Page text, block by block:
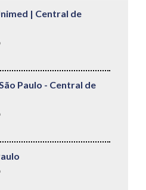
| Central de
Paulo - Central de